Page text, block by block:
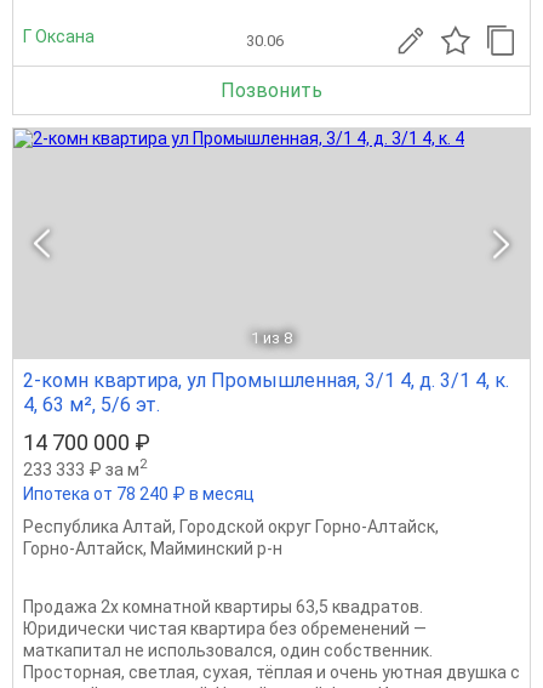
Г Оксана 30.06
Позвонить
1 из 8
2-комн квартира, ул Промышленная, 3/1 4, д. 3/1 4, к.
4, 63 м², 5/6 эт.
14 700 000 ₽
233 333 ₽ за м2
Ипотека от 78 240 ₽ в месяц
Республика Алтай, Городской округ Горно-Алтайск,
Горно-Алтайск, Майминский р-н
Продажа 2х комнатной квартиры 63,5 квадратов.
Юридически чистая квартира без обременений —
маткапитал не использовался, один собственник.
Просторная, светлая, сухая, тёплая и очень уютная двушка с